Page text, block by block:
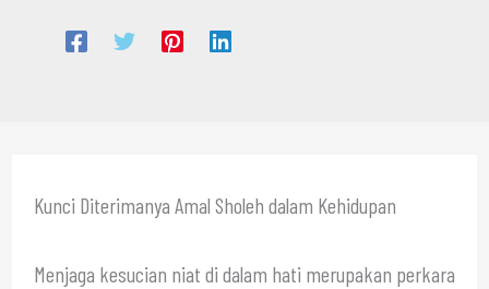
Kunci Diterimanya Amal Sholeh dalam Kehidupan
Menjaga kesucian niat di dalam hati merupakan perkara